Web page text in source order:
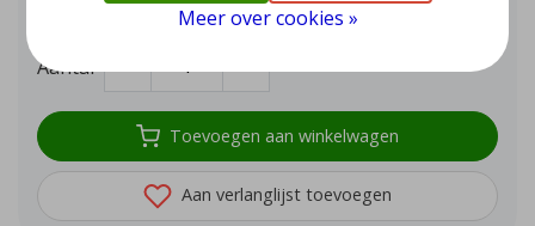
Op voorraad (1)
Aantal - +
Toevoegen aan winkelwagen
Aan verlanglijst toevoegen
Meer over cookies »